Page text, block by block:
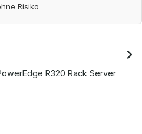
Risiko
R320 Rack Server